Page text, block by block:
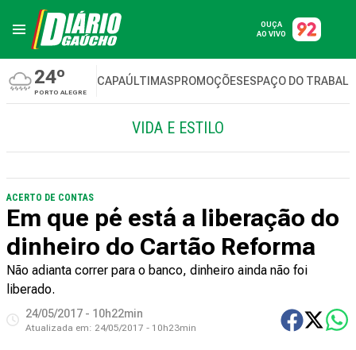
OUÇA
AO VIVO
24º
PORTO ALEGRE
CAPAÚLTIMASPROMOÇÕESESPAÇO DO
VIDA E ESTILO
ACERTO DE CONTAS
Em que pé está a liberação do
dinheiro do Cartão Reforma
Não adianta correr para o banco, dinheiro ainda não foi
liberado.
24/05/2017 - 10h22min
Atualizada em: 24/05/2017 - 10h23min